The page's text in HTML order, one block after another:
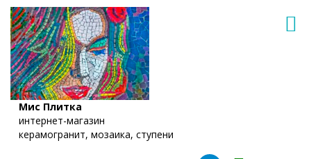
Мис Плитка
интернет-магазин
керамогранит, мозаика, ступени